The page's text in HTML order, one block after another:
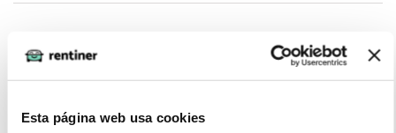
Esta página web usa cookies
Miguel Moises (2022-05-02)
El interior es espacioso y el coche se maneja bien